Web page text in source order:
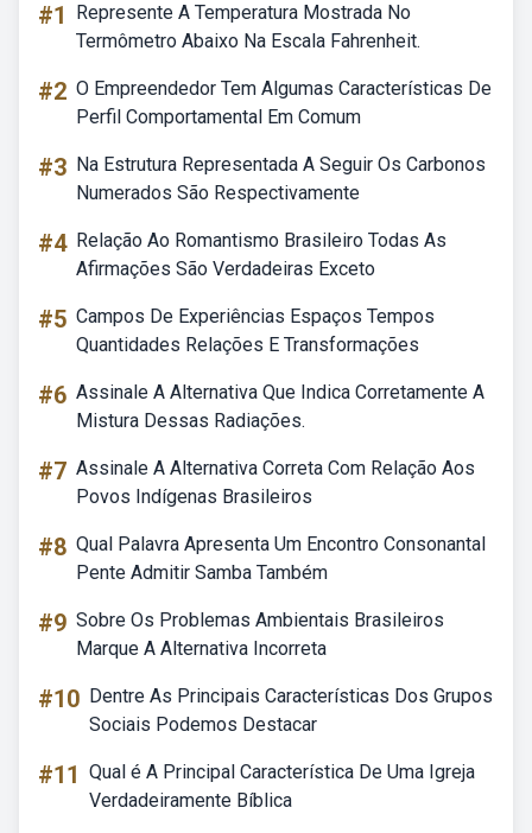
#1
Represente A Temperatura Mostrada No
Termômetro Abaixo Na Escala Fahrenheit.
#2 O Empreendedor Tem Algumas Características De
Perfil Comportamental Em Comum
#3 Na Estrutura Representada A Seguir Os Carbonos
Numerados São Respectivamente
#4 Relação Ao Romantismo Brasileiro Todas As
Afirmações São Verdadeiras Exceto
#5 Campos De Experiências Espaços Tempos
Quantidades Relações E Transformações
#6 Assinale A Alternativa Que Indica Corretamente A
Mistura Dessas Radiações.
#7 Assinale A Alternativa Correta Com Relação Aos
Povos Indígenas Brasileiros
#8 Qual Palavra Apresenta Um Encontro Consonantal
Pente Admitir Samba Também
#9 Sobre Os Problemas Ambientais Brasileiros
Marque A Alternativa Incorreta
#10 Dentre As Principais Características Dos Grupos
Sociais Podemos Destacar
#11 Qual é A Principal Característica De Uma Igreja
Verdadeiramente Bíblica